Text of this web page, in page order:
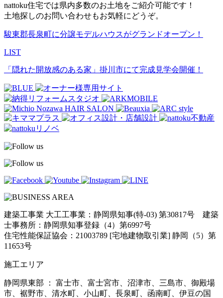
nattoku住宅では県内多数のお土地をご紹介可能です！
土地探しのお問い合わせもお気軽にどうぞ。
駿東郡長泉町に分譲モデルハウスがグランドオープン！
LIST
「隠れた開放感のある家」掛川市にて完成見学会開催！
建築工事業 大工工事業：静岡県知事(特-03) 第30817号 建築
士事務所：静岡県知事登録（4）第6997号
住宅性能保証協会：21003789 [宅地建物取引業] 静岡（5）第
11653号
施工エリア
静岡県東部 ： 富士市、富士宮市、沼津市、三島市、御殿場
市、裾野市、清水町、小山町、長泉町、函南町、伊豆の国